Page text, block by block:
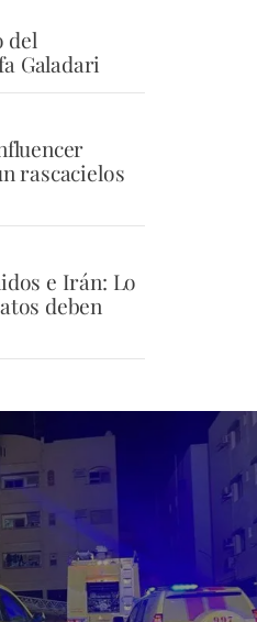
del
Galadari
rascacielos
e Irán: Lo
deben